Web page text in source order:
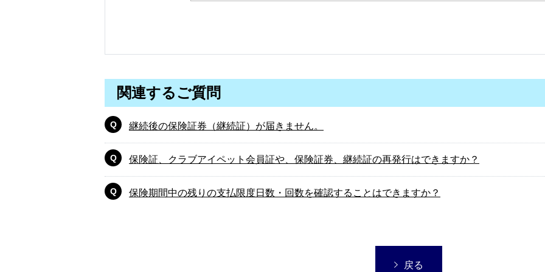
関連するご質問
継続後の保険証券（継続証）が届きません。
保険証、クラブアイペット会員証や、保険証券、継続証の再発行はできますか？
保険期間中の残りの支払限度日数・回数を確認することはできますか？
戻る